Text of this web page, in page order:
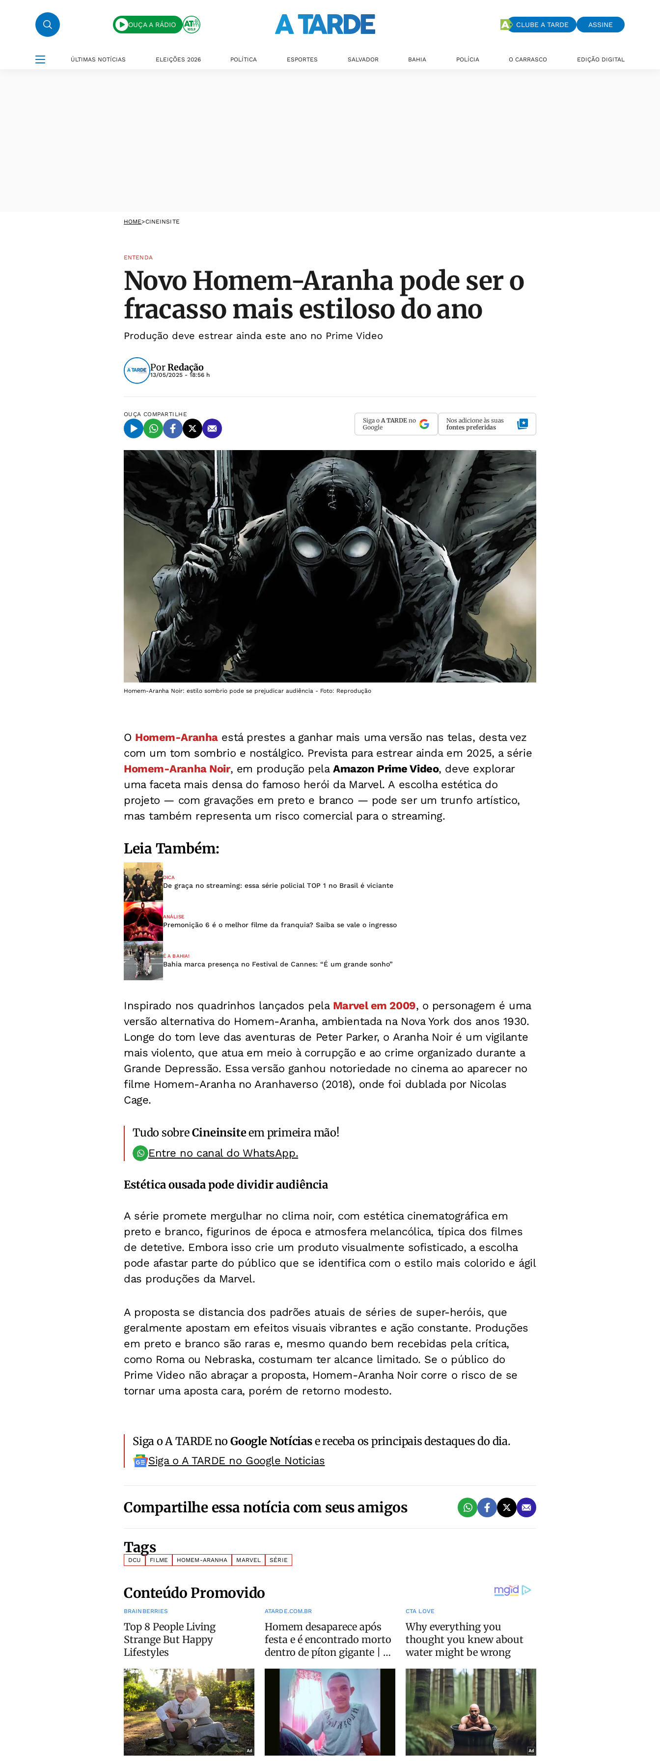
OUÇA A RÁDIO CLUBE A TARDE ASSINE
ÚLTIMAS NOTÍCIAS ELEIÇÕES 2026 POLÍTICA ESPORTES SALVADOR BAHIA POLÍCIA O CARRASCO EDIÇÃO DIGITAL
HOME>CINEINSITE
ENTENDA
Novo Homem-Aranha pode ser o
fracasso mais estiloso do ano
Produção deve estrear ainda este ano no Prime Video
PorRedação
13/05/2025 - 18:56 h
OUÇA COMPARTILHE
Siga o A TARDE no
Google
Nos adicione às suas
fontes preferidas
Homem-Aranha Noir: estilo sombrio pode se prejudicar audiência - Foto: Reprodução
O Homem-Aranhaestá prestes a ganhar mais uma versão nas telas, desta vez
com um tom sombrio e nostálgico. Prevista para estrear ainda em 2025, a série
Homem-Aranha Noir, em produção pelaAmazon Prime Video, deve explorar
uma faceta mais densa do famoso herói da Marvel. A escolha estética do
projeto — com gravações em preto e branco — pode ser um trunfo artístico,
mas também representa um risco comercial para o streaming.
Leia Também:
DICA
De graça no streaming: essa série policial TOP 1 no Brasil é viciante
ANÁLISE
Premonição 6 é o melhor filme da franquia? Saiba se vale o ingresso
É A BAHIA!
Bahia marca presença no Festival de Cannes: “É um grande sonho”
Inspirado nos quadrinhos lançados pela Marvel em 2009, o personagem é uma
versão alternativa do Homem-Aranha, ambientada na Nova York dos anos 1930.
Longe do tom leve das aventuras de Peter Parker, o Aranha Noir é um vigilante
mais violento, que atua em meio à corrupção e ao crime organizado durante a
Grande Depressão. Essa versão ganhou notoriedade no cinema ao aparecer no
filme Homem-Aranha no Aranhaverso (2018), onde foi dublada por Nicolas
Cage.
Tudo sobreCineinsiteem primeira mão!
Entre no canal do WhatsApp.
Estética ousada pode dividir audiência
A série promete mergulhar no clima noir, com estética cinematográfica em
preto e branco, figurinos de época e atmosfera melancólica, típica dos filmes
de detetive. Embora isso crie um produto visualmente sofisticado, a escolha
pode afastar parte do público que se identifica com o estilo mais colorido e ágil
das produções da Marvel.
A proposta se distancia dos padrões atuais de séries de super-heróis, que
geralmente apostam em efeitos visuais vibrantes e ação constante. Produções
em preto e branco são raras e, mesmo quando bem recebidas pela crítica,
como Roma ou Nebraska, costumam ter alcance limitado. Se o público do
Prime Video não abraçar a proposta, Homem-Aranha Noir corre o risco de se
tornar uma aposta cara, porém de retorno modesto.
Siga o A TARDE noGoogle Notíciase receba os principais destaques do dia.
Siga o A TARDE no Google Noticias
Compartilhe essa notícia com seus amigos
Tags
DCU FILME HOMEM-ARANHA MARVEL SÉRIE